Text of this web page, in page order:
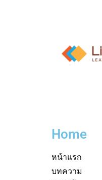
Home
หน้าแรก
บทความ